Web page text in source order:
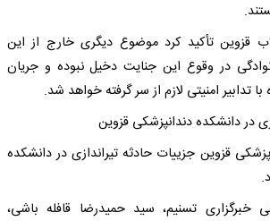
قزوین تأکید کرد موضوع دیگری خارج از این
در وقوع این جنایت دخیل نبوده و جریان
تدابیر امنیتی لازم از سر گرفته خواهد شد.
در دانشکده دندانپزشکی قزوین
قزوین جزییات حادثه تیراندازی در دانشکده
خبرگزاری تسنیم، سید حمیدرضا قافله باشی،